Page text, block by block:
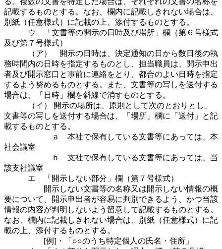
記載するものとする。なお、欄内に記載しきれない場合は、
別紙（任意様式）に記載の上、添付するものとする。
ウ 「文書等の開示の日時及び場所」欄（第６号様式
及び第７号様式）
（ア） 開示の日時は、決定通知の日から数日後の執
務時間内の日時を指定するものとし、担当職員は、開示申出
者及び開示窓口と事前に連絡をとり、都合のよい日時を指定
するよう努めるものとする。また、文書等の写しを送付する
場合は、「日時」欄を斜線で消すものとする。
（イ） 開示の場所は、原則として次のとおりとし、
文書等の写しを送付する場合は、「場所」欄に「送付」と記
載するものとする。
ａ 本社で保有している文書等にあっては、本
社会議室
ｂ 支社で保有している文書等にあっては、当
該支社議室
エ 「開示しない部分」欄（第７号様式）
開示しない文書等の名称又は開示しない情報の概
要について、開示申出者が容易に判別できるよう、かつ当該
情報の内容が判明しないよう留意して記載するものとする。
なお、欄内に記載しきれない場合は、別紙（任意様式）に記
載の上、添付するものとする。
[例]・「○○のうち特定個人の氏名・住所」